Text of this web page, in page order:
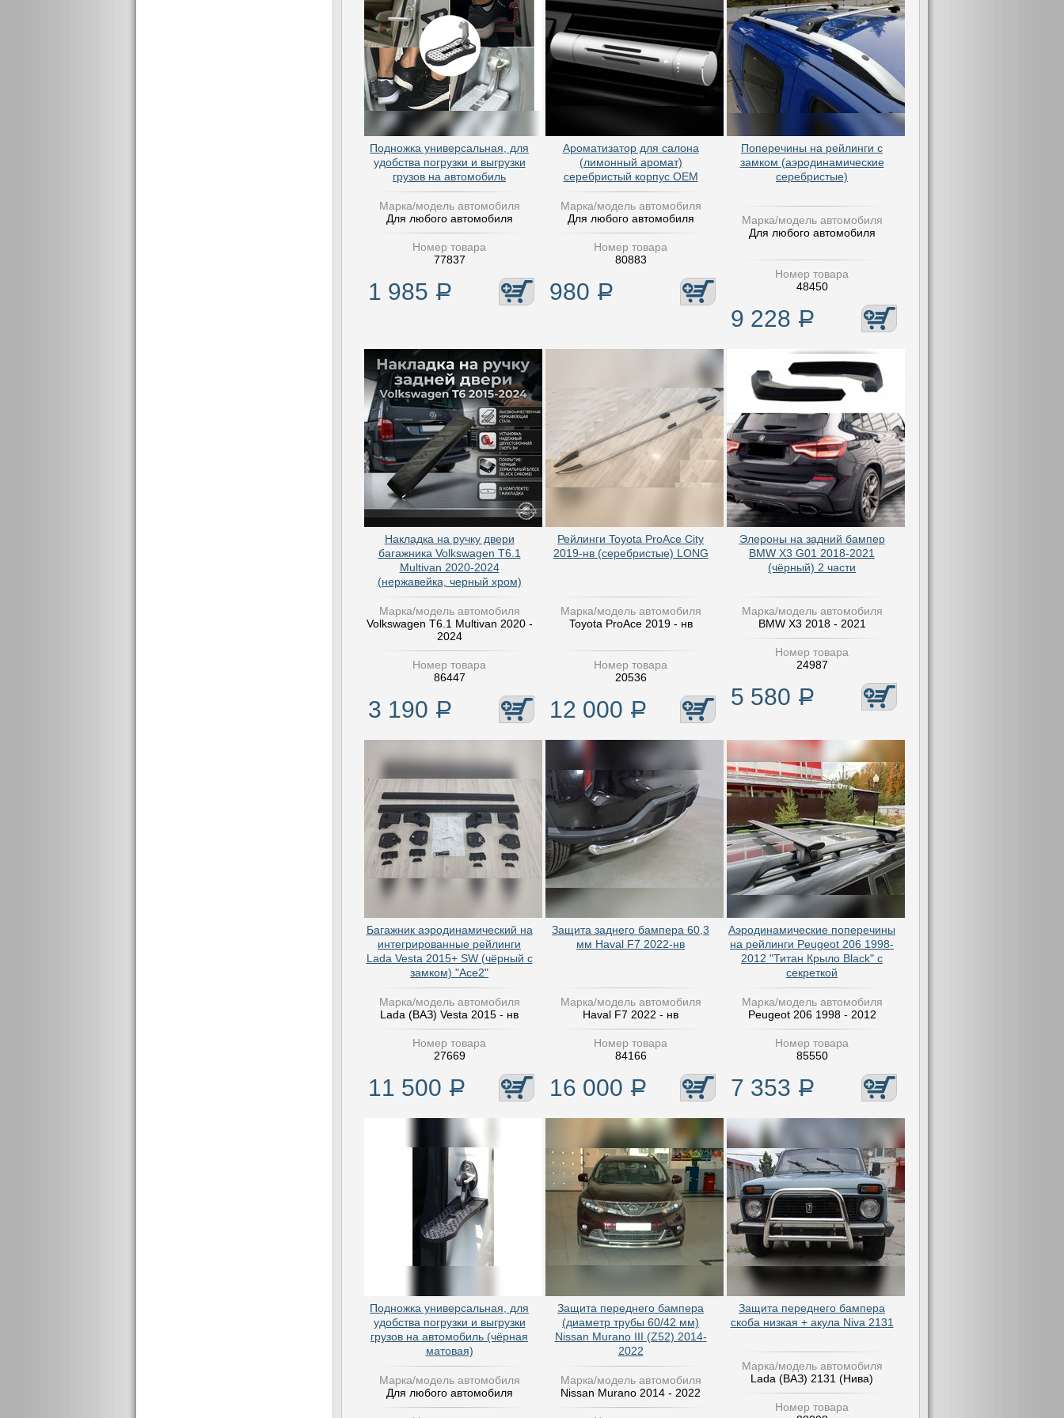
Подножка универсальная, для
удобства погрузки и выгрузки
грузов на автомобиль
Марка/модель автомобиля
Для любого автомобиля
Номер товара
77837
1 985 Р
Ароматизатор для салона
(лимонный аромат)
серебристый корпус OEM
Марка/модель автомобиля
Для любого автомобиля
Номер товара
80883
980 Р
Поперечины на рейлинги с
замком (аэродинамические
серебристые)
Марка/модель автомобиля
Для любого автомобиля
Номер товара
48450
9 228 Р
Накладка на ручку двери
багажника Volkswagen T6.1
Multivan 2020-2024
(нержавейка, черный хром)
Марка/модель автомобиля
Volkswagen T6.1 Multivan 2020 -
2024
Номер товара
86447
3 190 Р
Рейлинги Toyota ProAce City
2019-нв (серебристые) LONG
Марка/модель автомобиля
Toyota ProAce 2019 - нв
Номер товара
20536
12 000 Р
Элероны на задний бампер
BMW X3 G01 2018-2021
(чёрный) 2 части
Марка/модель автомобиля
BMW X3 2018 - 2021
Номер товара
24987
5 580 Р
Багажник аэродинамический на
интегрированные рейлинги
Lada Vesta 2015+ SW (чёрный с
замком) "Ace2"
Марка/модель автомобиля
Lada (ВАЗ) Vesta 2015 - нв
Номер товара
27669
11 500 Р
Защита заднего бампера 60,3
мм Haval F7 2022-нв
Марка/модель автомобиля
Haval F7 2022 - нв
Номер товара
84166
16 000 Р
Аэродинамические поперечины
на рейлинги Peugeot 206 1998-
2012 "Титан Крыло Black" с
секреткой
Марка/модель автомобиля
Peugeot 206 1998 - 2012
Номер товара
85550
7 353 Р
Подножка универсальная, для
удобства погрузки и выгрузки
грузов на автомобиль (чёрная
матовая)
Марка/модель автомобиля
Для любого автомобиля
Защита переднего бампера
(диаметр трубы 60/42 мм)
Nissan Murano III (Z52) 2014-
2022
Марка/модель автомобиля
Nissan Murano 2014 - 2022
Защита переднего бампера
скоба низкая + акула Niva 2131
Марка/модель автомобиля
Lada (ВАЗ) 2131 (Нива)
Номер товара